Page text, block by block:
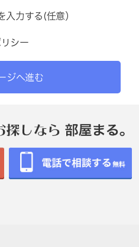
入力する(任意）
シー
ジへ進む